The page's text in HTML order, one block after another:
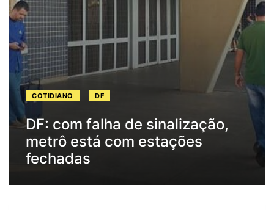
COTIDIANO DF
DF: com falha de sinalização,
metrô está com estações
fechadas